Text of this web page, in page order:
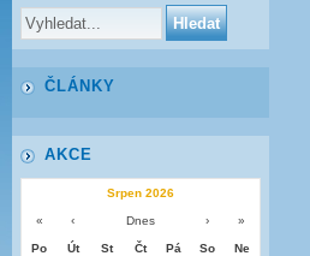
ČLÁNKY
AKCE
Srpen 2026
« ‹ Dnes › »
Po Út St Čt Pá So Ne